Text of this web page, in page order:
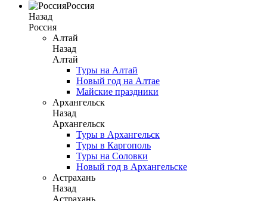
Россия
Назад
Россия
Алтай
Назад
Алтай
Туры на Алтай
Новый год на Алтае
Майские праздники
Архангельск
Назад
Архангельск
Туры в Архангельск
Туры в Каргополь
Туры на Соловки
Новый год в Архангельске
Астрахань
Назад
Астрахань